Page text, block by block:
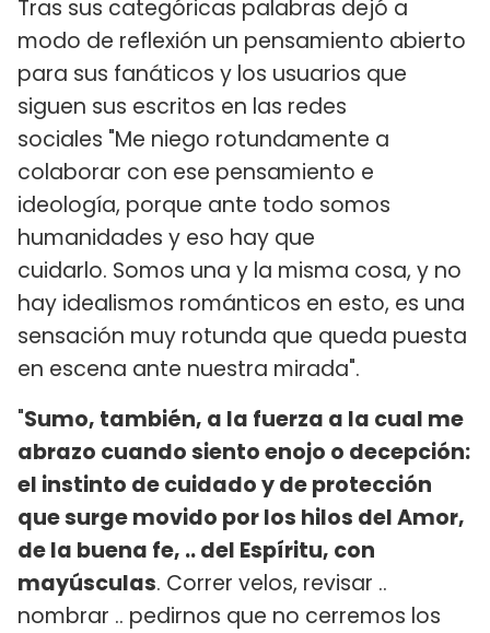
Tras sus categóricas palabras dejó a
modo de reflexión un pensamiento abierto
para sus fanáticos y los usuarios que
siguen sus escritos en las redes
sociales "Me niego rotundamente a
colaborar con ese pensamiento e
ideología, porque ante todo somos
humanidades y eso hay que
cuidarlo. Somos una y la misma cosa, y no
hay idealismos románticos en esto, es una
sensación muy rotunda que queda puesta
en escena ante nuestra mirada".
"Sumo, también, a la fuerza a la cual me
abrazo cuando siento enojo o decepción:
el instinto de cuidado y de protección
que surge movido por los hilos del Amor,
de la buena fe, .. del Espíritu, con
mayúsculas. Correr velos, revisar ..
nombrar .. pedirnos que no cerremos los